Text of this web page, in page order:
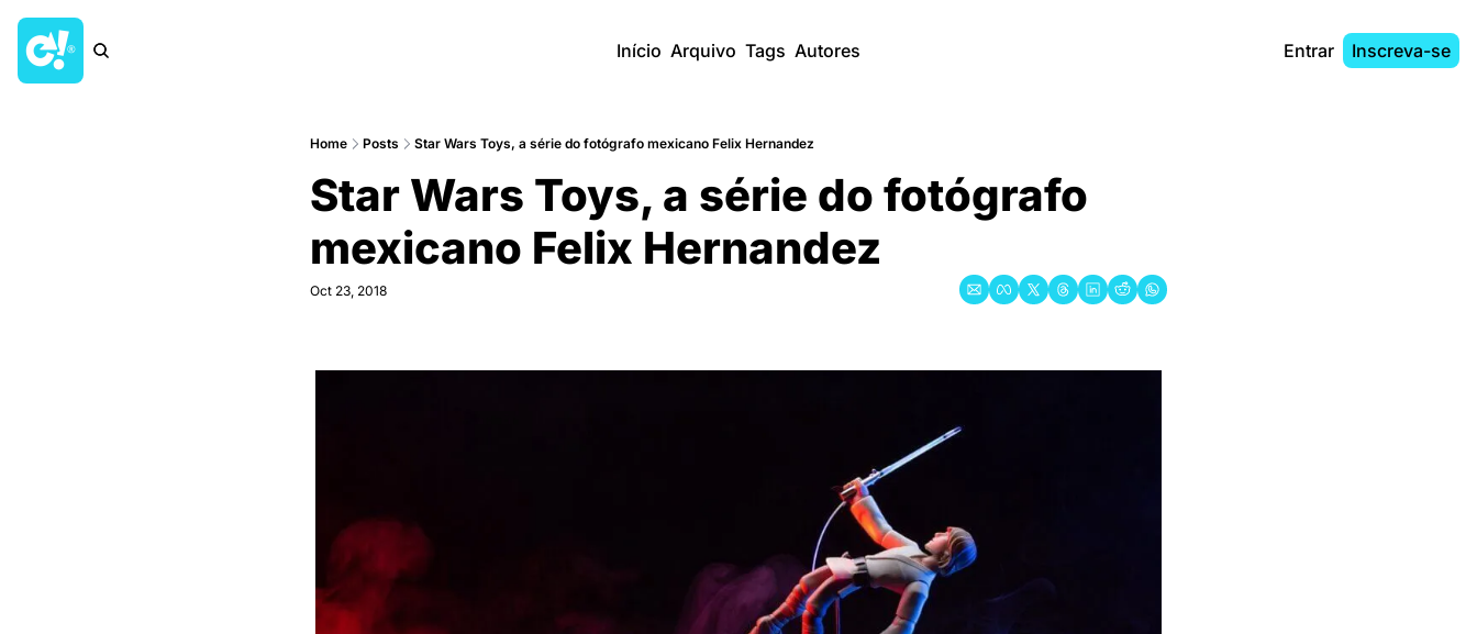
Início Arquivo Tags Autores Entrar Inscreva-se
Home Posts Star Wars Toys, a série do fotógrafo mexicano Felix Hernandez
Star Wars Toys, a série do fotógrafo
mexicano Felix Hernandez
Oct 23, 2018